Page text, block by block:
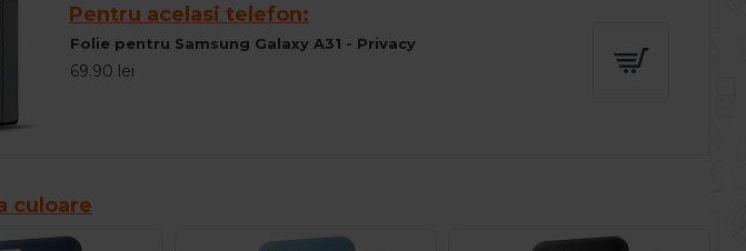
Pentru acelasi telefon:
Folie pentru Samsung Galaxy A31 - Privacy
69.90 lei
culoare